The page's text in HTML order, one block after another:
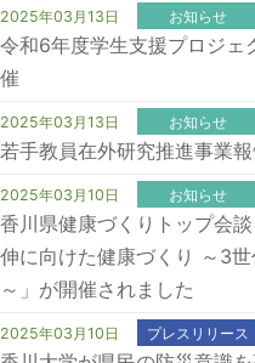
2025年03月13日 お知らせ
令和6年度学生支援プロジェ
催
2025年03月13日 お知らせ
若手教員在外研究推進事業
2025年03月10日 お知らせ
香川県健康づくりトップ会
伸に向けた健康づくり ～3
～」が開催されました
2025年03月10日 プレスリリース